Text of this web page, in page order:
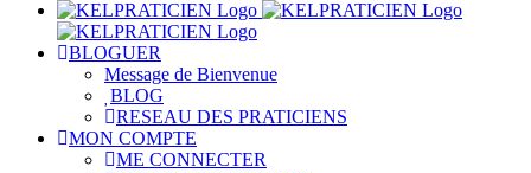
BLOGUER
Message de Bienvenue
BLOG
RESEAU DES PRATICIENS
MON COMPTE
ME CONNECTER